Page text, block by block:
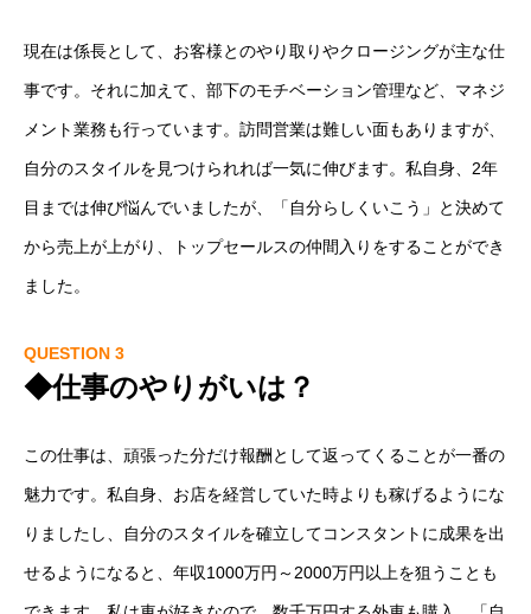
現在は係長として、お客様とのやり取りやクロージングが主な仕
事です。それに加えて、部下のモチベーション管理など、マネジ
メント業務も行っています。訪問営業は難しい面もありますが、
自分のスタイルを見つけられれば一気に伸びます。私自身、2年
目までは伸び悩んでいましたが、「自分らしくいこう」と決めて
から売上が上がり、トップセールスの仲間入りをすることができ
ました。
QUESTION 3
◆仕事のやりがいは？
この仕事は、頑張った分だけ報酬として返ってくることが一番の
魅力です。私自身、お店を経営していた時よりも稼げるようにな
りましたし、自分のスタイルを確立してコンスタントに成果を出
せるようになると、年収1000万円～2000万円以上を狙うことも